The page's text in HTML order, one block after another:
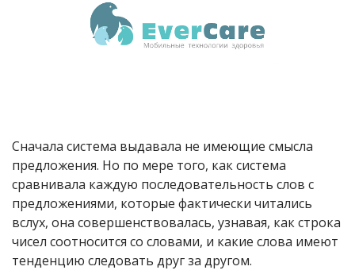
Сначала система выдавала не имеющие смысла
предложения. Но по мере того, как система
сравнивала каждую последовательность слов с
предложениями, которые фактически читались
вслух, она совершенствовалась, узнавая, как строка
чисел соотносится со словами, и какие слова имеют
тенденцию следовать друг за другом.